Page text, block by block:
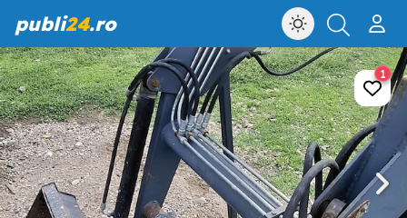
publi24.ro
1